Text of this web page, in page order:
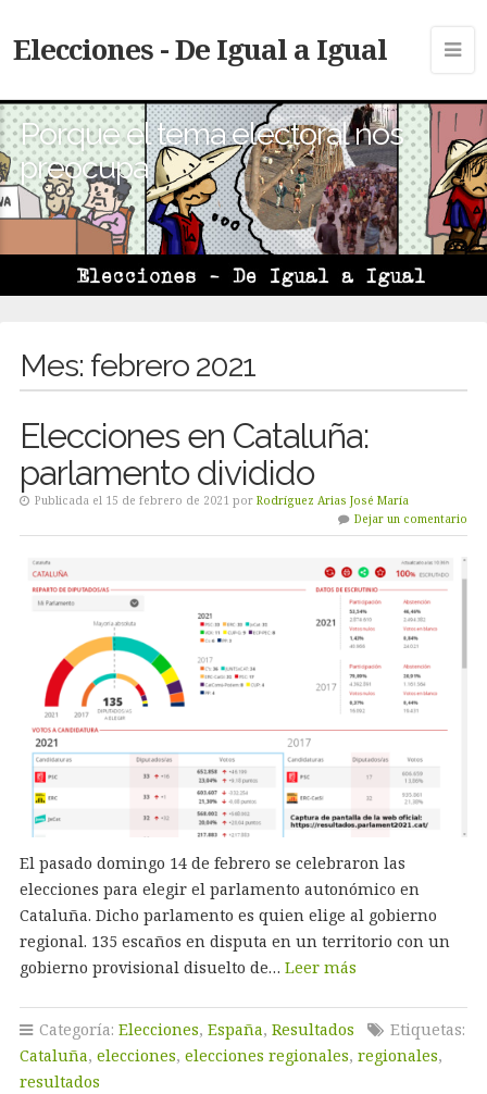
Elecciones - De Igual a Igual
Porque el tema electoral nos
preocupa
Mes: febrero 2021
Elecciones en Cataluña:
parlamento dividido
Publicada el 15 de febrero de 2021 por Rodríguez Arias José María
Dejar un comentario
El pasado domingo 14 de febrero se celebraron las
elecciones para elegir el parlamento autonómico en
Cataluña. Dicho parlamento es quien elige al gobierno
regional. 135 escaños en disputa en un territorio con un
gobierno provisional disuelto de… Leer más
Categoría: Elecciones, España, Resultados
Etiquetas:
Cataluña, elecciones, elecciones regionales, regionales,
resultados